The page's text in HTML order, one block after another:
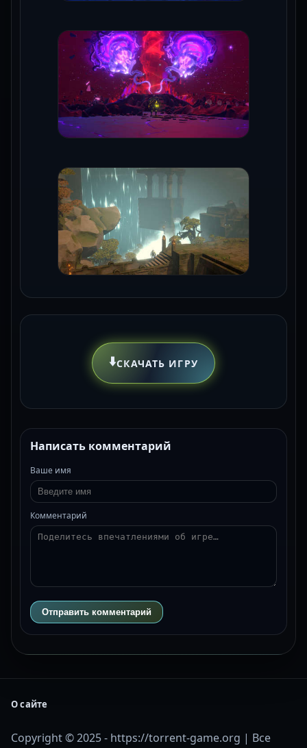
⬇️СКАЧАТЬ ИГРУ
Написать комментарий
Ваше имя
Комментарий
Отправить комментарий
О сайте
Copyright © 2025 - https://torrent-game.org | Все